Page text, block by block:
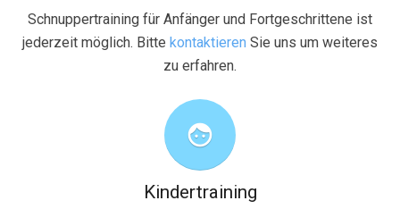
Schnuppertraining für Anfänger und Fortgeschrittene ist
jederzeit möglich. Bitte kontaktieren Sie uns um weiteres
zu erfahren.
face
Kindertraining